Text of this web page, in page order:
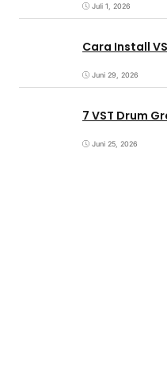
Juli 1, 2026
Cara Install
Juni 29, 2026
7 VST Drum
Juni 25, 2026